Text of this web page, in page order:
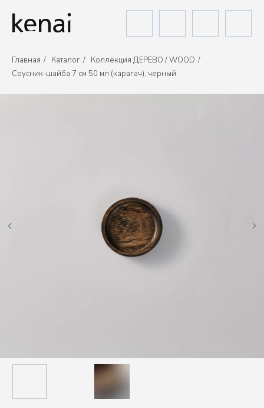
Главная / Каталог / Коллекция ДЕРЕВО / WOOD /
Соусник-шайба 7 см 50 мл (карагач), черный